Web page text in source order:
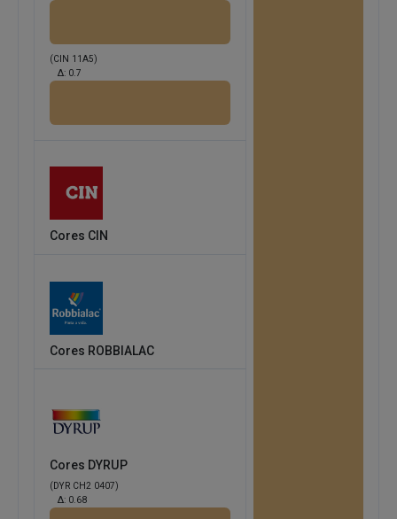
(CIN 11A5)
Δ: 0.7
Cores CIN
Cores ROBBIALAC
Cores DYRUP
(DYR CH2 0407)
Δ: 0.68